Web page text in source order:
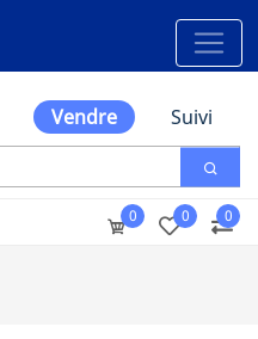
Vendre Suivi
0 0 0